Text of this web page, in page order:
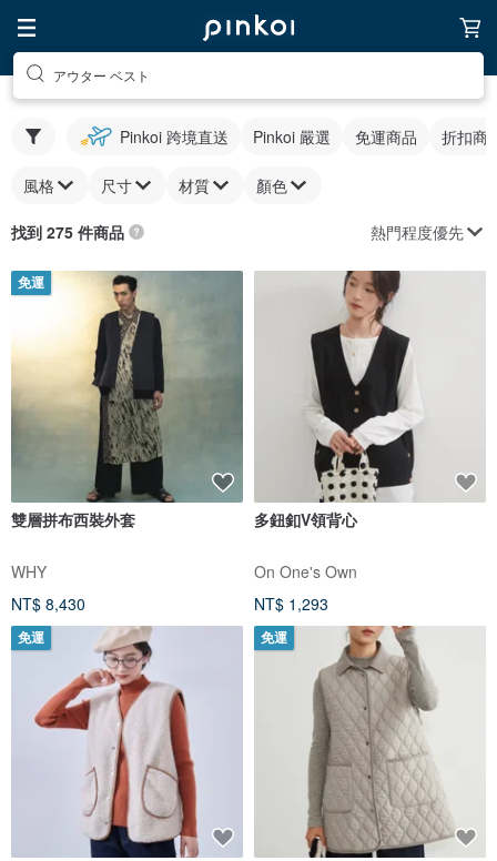
アウター ベスト
Pinkoi 跨境直送 Pinkoi 嚴選 免運商品 折扣商
風格 尺寸 材質 顏色
找到 275 件商品 熱門程度優先
免運
雙層拼布西裝外套
WHY
NT$ 8,430
多鈕釦V領背心
On One's Own
NT$ 1,293
免運 免運